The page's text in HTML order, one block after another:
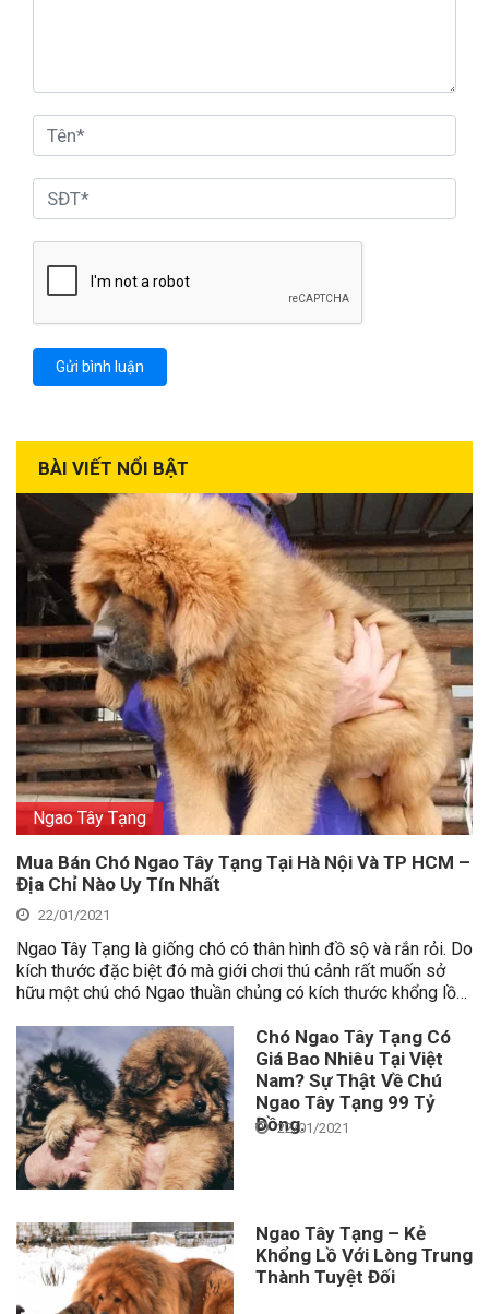
BÀI VIẾT NỔI BẬT
Ngao Tây Tạng
Mua Bán Chó Ngao Tây Tạng Tại Hà Nội Và TP HCM –
Địa Chỉ Nào Uy Tín Nhất
22/01/2021
Ngao Tây Tạng là giống chó có thân hình đồ sộ và rắn rỏi. Do
kích thước đặc biệt đó mà giới chơi thú cảnh rất muốn sở
hữu một chú chó Ngao thuần chủng có kích thước khổng lồ…
Chó Ngao Tây Tạng Có
Giá Bao Nhiêu Tại Việt
Nam? Sự Thật Về Chú
Ngao Tây Tạng 99 Tỷ
Đồng.
22/01/2021
Ngao Tây Tạng – Kẻ
Khổng Lồ Với Lòng Trung
Thành Tuyệt Đối